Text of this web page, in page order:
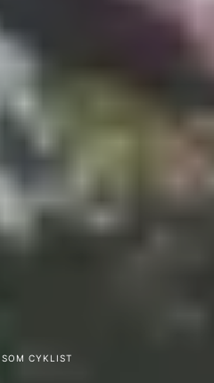
SOM CYKLIST